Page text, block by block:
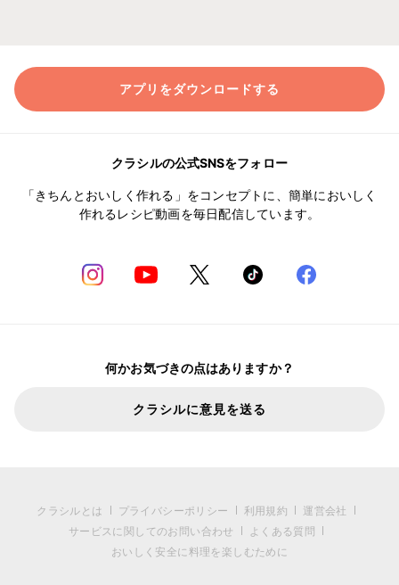
アプリをダウンロードする
クラシルの公式SNSをフォロー
「きちんとおいしく作れる」をコンセプトに、簡単においしく
作れるレシピ動画を毎日配信しています。
何かお気づきの点はありますか？
クラシルに意見を送る
クラシルとは プライバシーポリシー 利用規約
運営会社
サービスに関してのお問い合わせ
よくある質問
おいしく安全に料理を楽しむために